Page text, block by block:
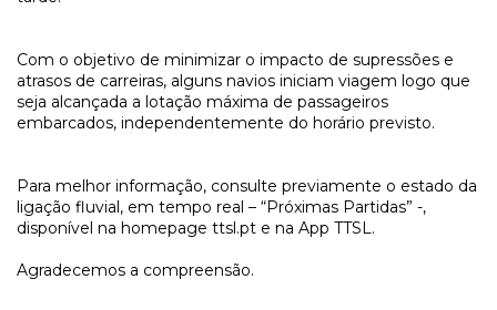
Com o objetivo de minimizar o impacto de supressões e
atrasos de carreiras, alguns navios iniciam viagem logo que
seja alcançada a lotação máxima de passageiros
embarcados, independentemente do horário previsto.
Para melhor informação, consulte previamente o estado da
ligação fluvial, em tempo real – “Próximas Partidas” -,
disponível na homepage ttsl.pt e na App TTSL.
Agradecemos a compreensão.